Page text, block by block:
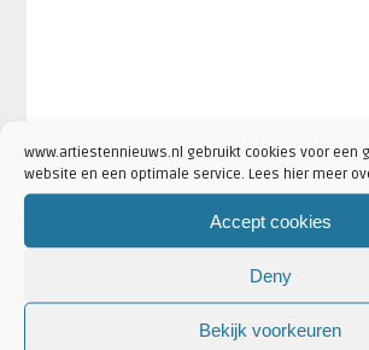
www.artiestennieuws.nl gebruikt cookies voor een
website en een optimale service. Lees hier meer
Accept cookies
Deny
Bekijk voorkeuren
Artikel Tags: dubioza kolektiv·dubioza
dubioza kolektiv den haag dubioza kolektiv
·dubioza kolektiv
kolektiv nijmegen·dubioza kolektiv optreden
dubioza kolektiv tickets
zwolle
Aankondigingen·